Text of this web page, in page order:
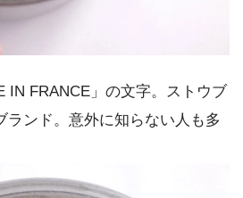
IN FRANCE」の文字。ストウブ
ランド。意外に知らない人も多